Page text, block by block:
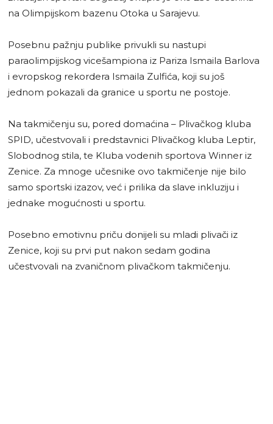
na Olimpijskom bazenu Otoka u Sarajevu.
Posebnu pažnju publike privukli su nastupi
paraolimpijskog vicešampiona iz Pariza Ismaila Barlova
i evropskog rekordera Ismaila Zulfića, koji su još
jednom pokazali da granice u sportu ne postoje.
Na takmičenju su, pored domaćina – Plivačkog kluba
SPID, učestvovali i predstavnici Plivačkog kluba Leptir,
Slobodnog stila, te Kluba vodenih sportova Winner iz
Zenice. Za mnoge učesnike ovo takmičenje nije bilo
samo sportski izazov, već i prilika da slave inkluziju i
jednake mogućnosti u sportu.
Posebno emotivnu priču donijeli su mladi plivači iz
Zenice, koji su prvi put nakon sedam godina
učestvovali na zvaničnom plivačkom takmičenju.